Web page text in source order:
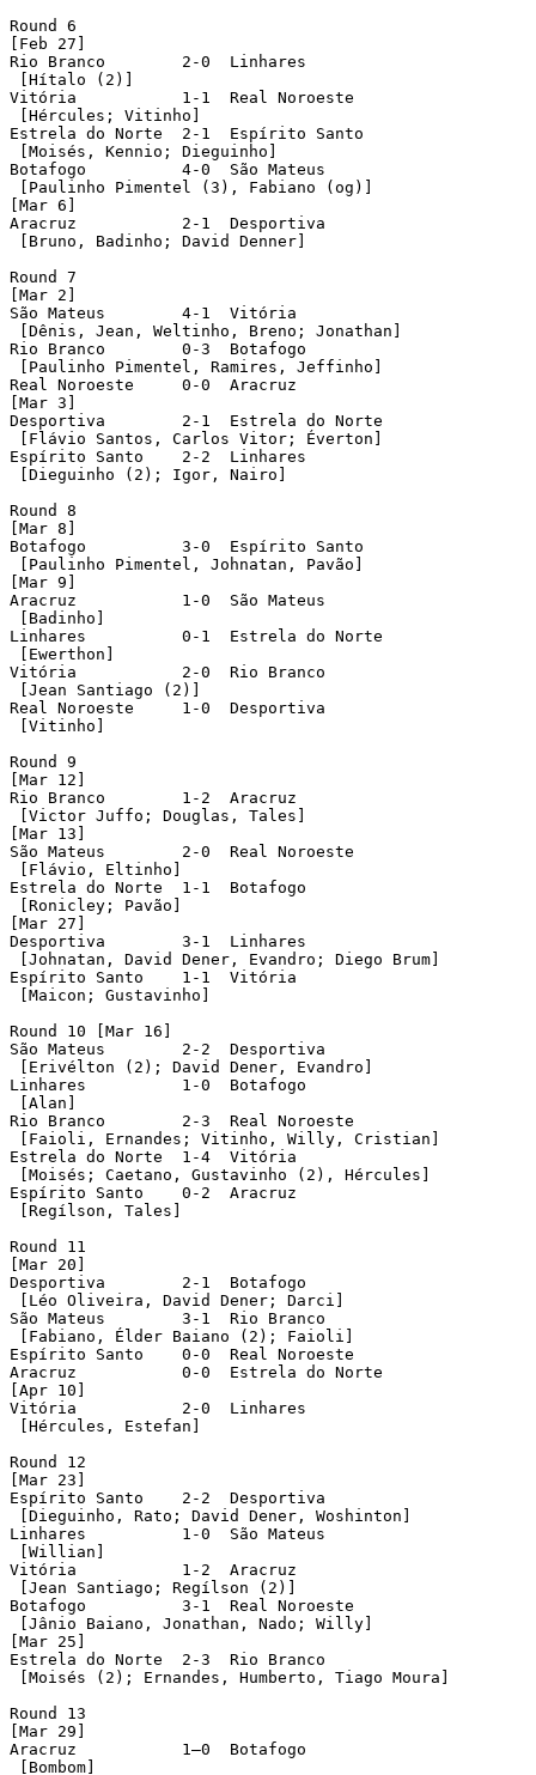
Round 6
[Feb 27]
Rio Branco	  2-0  Linhares
[Hítalo (2)]
Vitória		  1-1  Real Noroeste
[Hércules; Vitinho]
Estrela do Norte  2-1  Espírito Santo
[Moisés, Kennio; Dieguinho]
Botafogo	  4-0  São Mateus
[Paulinho Pimentel (3), Fabiano (og)]
[Mar 6]
Aracruz	 	  2-1  Desportiva
[Bruno, Badinho; David Denner]
Round 7
[Mar 2]
São Mateus	  4-1  Vitória
[Dênis, Jean, Weltinho, Breno; Jonathan]
Rio Branco	  0-3  Botafogo
[Paulinho Pimentel, Ramires, Jeffinho]
Real Noroeste	  0-0  Aracruz
[Mar 3]
Desportiva	  2-1  Estrela do Norte
[Flávio Santos, Carlos Vitor; Éverton]
Espírito Santo	  2-2  Linhares
[Dieguinho (2); Igor, Nairo]
Round 8
[Mar 8]
Botafogo	  3-0  Espírito Santo
[Paulinho Pimentel, Johnatan, Pavão]
[Mar 9]
Aracruz	 	  1-0  São Mateus
[Badinho]
Linhares	  0-1  Estrela do Norte
[Ewerthon]
Vitória		  2-0  Rio Branco
[Jean Santiago (2)]
Real Noroeste	  1-0  Desportiva
[Vitinho]
Round 9
[Mar 12]
Rio Branco	  1-2  Aracruz
[Victor Juffo; Douglas, Tales]
[Mar 13]
São Mateus	  2-0  Real Noroeste
[Flávio, Eltinho]
Estrela do Norte  1-1  Botafogo
[Ronicley; Pavão]
[Mar 27]
Desportiva	  3-1  Linhares
[Johnatan, David Dener, Evandro; Diego Brum]
Espírito Santo	  1-1  Vitória
[Maicon; Gustavinho]
Round 10 [Mar 16]
São Mateus	  2-2  Desportiva
[Erivélton (2); David Dener, Evandro]
Linhares	  1-0  Botafogo
[Alan]
Rio Branco	  2-3  Real Noroeste
[Faioli, Ernandes; Vitinho, Willy, Cristian]
Estrela do Norte  1-4  Vitória
[Moisés; Caetano, Gustavinho (2), Hércules]
Espírito Santo	  0-2  Aracruz
[Regílson, Tales]
Round 11
[Mar 20]
Desportiva	  2-1  Botafogo
[Léo Oliveira, David Dener; Darci]
São Mateus 	  3-1  Rio Branco
[Fabiano, Élder Baiano (2); Faioli]
Espírito Santo	  0-0  Real Noroeste
Aracruz	 	  0-0  Estrela do Norte
[Apr 10]
Vitória		  2-0  Linhares
[Hércules, Estefan]
Round 12
[Mar 23]
Espírito Santo    2-2  Desportiva
[Dieguinho, Rato; David Dener, Woshinton]
Linhares	  1-0  São Mateus
[Willian]
Vitória	 	  1-2  Aracruz
[Jean Santiago; Regílson (2)]
Botafogo	  3-1  Real Noroeste
[Jânio Baiano, Jonathan, Nado; Willy]
[Mar 25]
Estrela do Norte  2-3  Rio Branco
[Moisés (2); Ernandes, Humberto, Tiago Moura]
Round 13
[Mar 29]
Aracruz		  1–0  Botafogo
[Bombom]